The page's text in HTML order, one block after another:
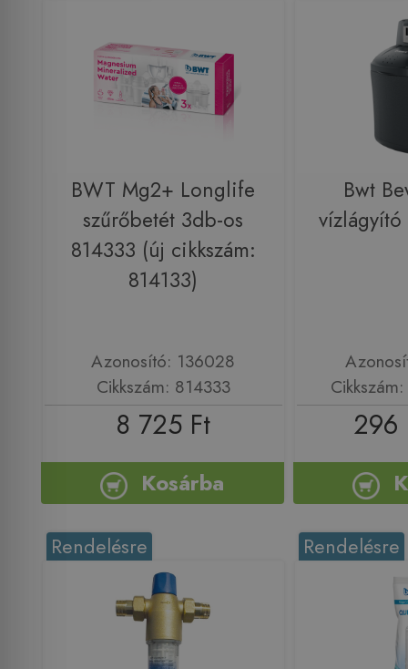
BWT Mg2+ Longlife
szűrőbetét 3db-os
814333 (új cikkszám:
814133)
Azonosító: 136028
Cikkszám: 814333
8 725 Ft
Kosárba
Bwt
296
Rendelésre Rendelésre